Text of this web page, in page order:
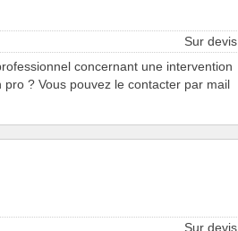
Sur devis
concernant une intervention
? Vous pouvez le contacter par mail
Sur devis